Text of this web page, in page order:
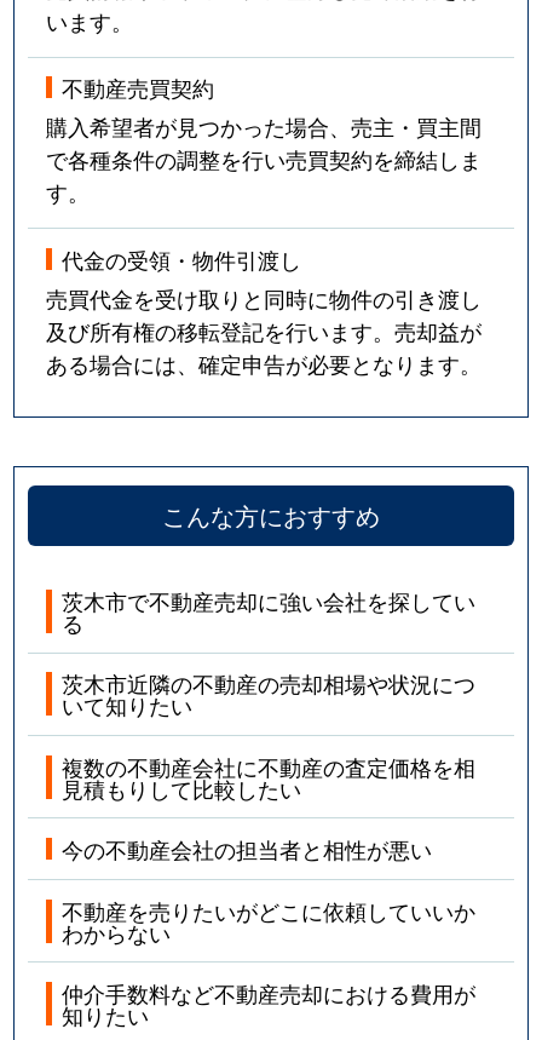
耳原
耳原
3,000万円
耳原
3,400万円 茨木市
徒歩
耳原
耳原
1,400万円
耳原
3,900万円 茨木市
耳原
4,100万円 茨木市
室山
2,000万円 茨木
徒歩1
山手台
4,500万円 茨木
徒歩1
山手台
2,200万円 茨木
山手台
2,700万円 茨木
徒歩1
山手台
山手台
2,500万円 茨木
山手台
2,300万円 茨木
山手台
2,100万円 茨木
山手台
2,500万円 茨木
徒歩1
山手台
3,300万円 茨木
います。
不動産売買契約
購入希望者が見つかった場合、売主・買主間
で各種条件の調整を行い売買契約を締結しま
す。
代金の受領・物件引渡し
売買代金を受け取りと同時に物件の引き渡し
及び所有権の移転登記を行います。売却益が
ある場合には、確定申告が必要となります。
こんな方におすすめ
茨木市で不動産売却に強い会社を探してい
る
茨木市近隣の不動産の売却相場や状況につ
いて知りたい
複数の不動産会社に不動産の査定価格を相
見積もりして比較したい
今の不動産会社の担当者と相性が悪い
不動産を売りたいがどこに依頼していいか
わからない
仲介手数料など不動産売却における費用が
知りたい